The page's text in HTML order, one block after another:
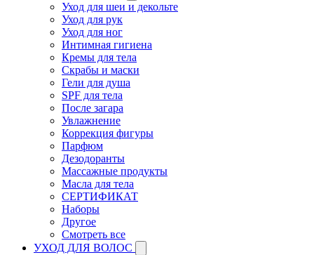
Уход для шеи и декольте
Уход для рук
Уход для ног
Интимная гигиена
Кремы для тела
Скрабы и маски
Гели для душа
SPF для тела
После загара
Увлажнение
Коррекция фигуры
Парфюм
Дезодоранты
Массажные продукты
Масла для тела
СЕРТИФИКАТ
Наборы
Другое
Смотреть все
УХОД ДЛЯ ВОЛОС